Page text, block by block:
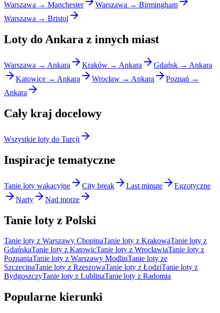
Warszawa → Manchester
Warszawa → Birmingham
Warszawa → Bristol
Loty do Ankara z innych miast
Warszawa → Ankara Kraków → Ankara
Gdańsk → Ankara
Katowice → Ankara
Wrocław → Ankara
Poznań →
Ankara
Cały kraj docelowy
Wszystkie loty do Turcji
Inspiracje tematyczne
Tanie loty wakacyjne City break Last minute
Egzotyczne
Narty
Nad morze
Tanie loty z Polski
Tanie loty z Warszawy ChopinaTanie loty z KrakowaTanie loty z
GdańskaTanie loty z KatowicTanie loty z WrocławiaTanie loty z
PoznaniaTanie loty z Warszawy ModlinTanie loty ze
SzczecinaTanie loty z RzeszowaTanie loty z ŁodziTanie loty z
BydgoszczyTanie loty z LublinaTanie loty z Radomia
Popularne kierunki